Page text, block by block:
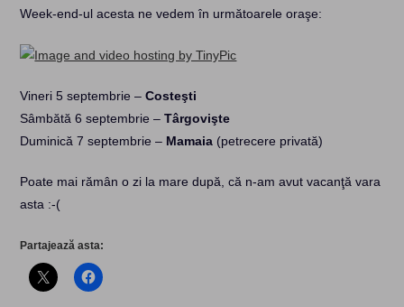
Week-end-ul acesta ne vedem în următoarele oraşe:
Vineri 5 septembrie –Costeşti
Sâmbătă 6 septembrie –Târgovişte
Duminică 7 septembrie – Mamaia (petrecere privată)
Poate mai rămân o zi la mare după, că n-am avut vacanţă vara
asta :-(
Partajează asta: